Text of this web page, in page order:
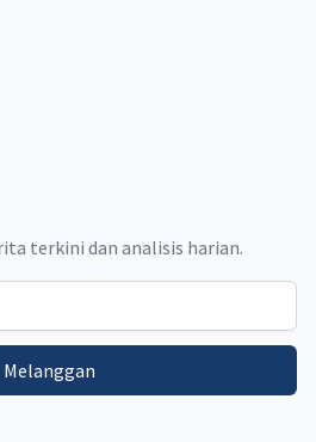
terkini dan analisis harian.
Melanggan